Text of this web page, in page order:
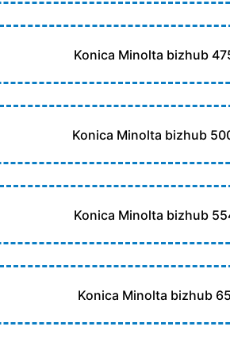
Konica Minolta bizhub
Konica Minolta bizhub
Konica Minolta bizhub
Konica Minolta bizhub